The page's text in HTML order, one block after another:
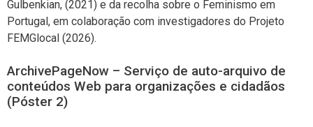
Gulbenkian, (2021) e da recolha sobre o Feminismo em
Portugal, em colaboração com investigadores do Projeto
FEMGlocal (2026).
ArchivePageNow – Serviço de auto-arquivo de
conteúdos Web para organizações e cidadãos
(Póster 2)